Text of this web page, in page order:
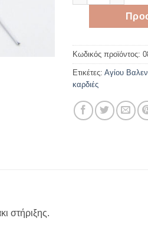
Κωδικός προϊόντος:
Ετικέτες: Αγίου
καρδιές
στήριξης.